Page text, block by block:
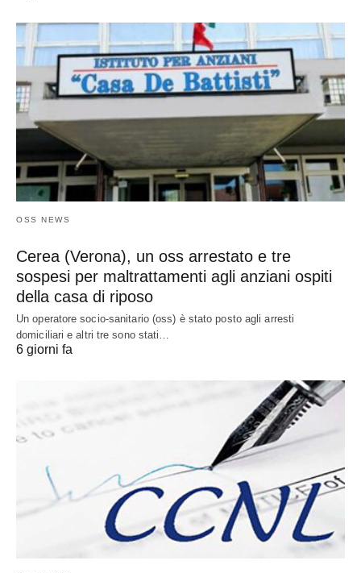
OSS NEWS
Cerea (Verona), un oss arrestato e tre
sospesi per maltrattamenti agli anziani ospiti
della casa di riposo
Un operatore socio-sanitario (oss) è stato posto agli arresti
domiciliari e altri tre sono stati…
6 giorni fa